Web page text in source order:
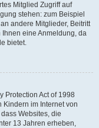
Mitglied Zugriff auf
stehen: zum Beispiel
andere Mitglieder, Beitritt
eine Anmeldung, da
bietet.
Protection Act of 1998
Kindern im Internet von
Websites, die
13 Jahren erheben,